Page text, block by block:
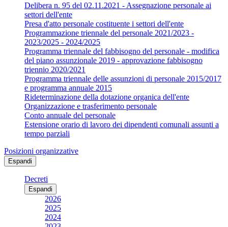
Delibera n. 95 del 02.11.2021 - Assegnazione personale ai
settori dell'ente
Presa d'atto personale costituente i settori dell'ente
Programmazione triennale del personale 2021/2023 -
2023/2025 - 2024/2025
Programma triennale del fabbisogno del personale - modifica
del piano assunzionale 2019 - approvazione fabbisogno
triennio 2020/2021
Programma triennale delle assunzioni di personale 2015/2017
e programma annuale 2015
Rideterminazione della dotazione organica dell'ente
Organizzazione e trasferimento personale
Conto annuale del personale
Estensione orario di lavoro dei dipendenti comunali assunti a
tempo parziali
Posizioni organizzative
Espandi
Decreti
Espandi
2026
2025
2024